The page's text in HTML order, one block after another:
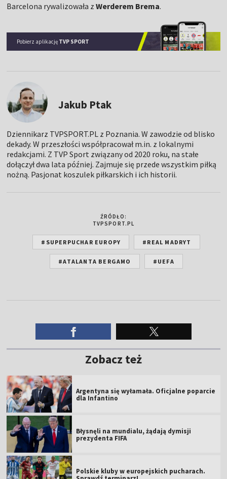
Barcelona rywalizowała zWerderem Brema.
Pobierz aplikację TVP SPORT
Jakub Ptak
Dziennikarz TVPSPORT.PL z Poznania. W zawodzie od blisko
dekady. W przeszłości współpracował m.in. z lokalnymi
redakcjami. Z TVP Sport związany od 2020 roku, na stałe
dołączył dwa lata później. Zajmuje się przede wszystkim piłką
nożną. Pasjonat koszulek piłkarskich i ich historii.
ŹRÓDŁO:
TVPSPORT.PL
#SUPERPUCHAR EUROPY #REAL MADRYT
#ATALANTA BERGAMO #UEFA
Zobacz też
Argentyna się wyłamała. Oficjalne poparcie
dla Infantino
Błysnęli na mundialu, żądają dymisji
prezydenta FIFA
Polskie kluby w europejskich pucharach.